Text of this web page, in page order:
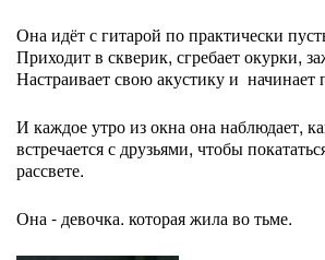
Она идёт с гитарой по практически
Приходит в скверик, сгребает окурки,
Настраивает свою акустику и начинает
И каждое утро из окна она наблюдает,
встречается с друзьями, чтобы
рассвете.
Она - девочка. которая жила во тьме.